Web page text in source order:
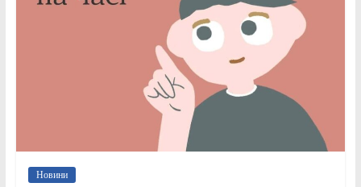
Новини